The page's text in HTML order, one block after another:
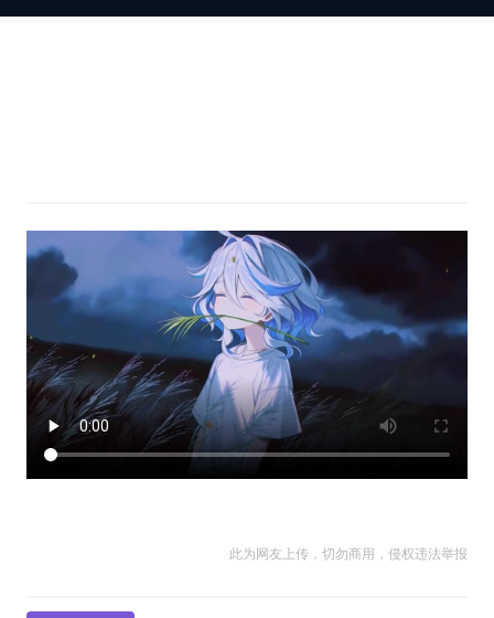
此为网友上传，切勿商用，侵权违法举报